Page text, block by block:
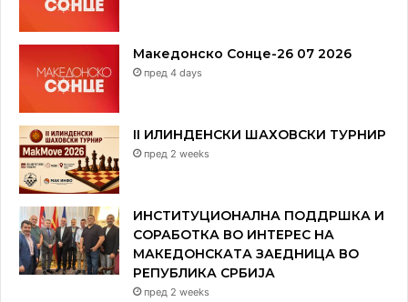
Македонско Сонце-26 07 2026
пред 4 days
II ИЛИНДЕНСКИ ШАХОВСКИ ТУРНИР
пред 2 weeks
ИНСТИТУЦИОНАЛНА ПОДДРШКА И
СОРАБОТКА ВО ИНТЕРЕС НА
МАКЕДОНСКАТА ЗАЕДНИЦА ВО
РЕПУБЛИКА СРБИЈА
пред 2 weeks